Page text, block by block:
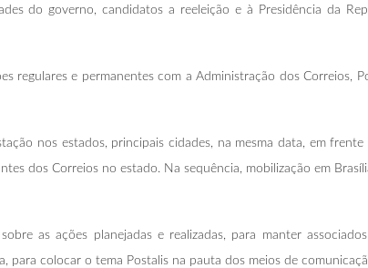
do governo, candidatos a reeleição e à Presidência da
regulares e permanentes com a Administração dos Correios,
nos estados, principais cidades, na mesma data, em
dos Correios no estado. Na sequência, mobilização em
as ações planejadas e realizadas, para manter
para colocar o tema Postalis na pauta dos meios de